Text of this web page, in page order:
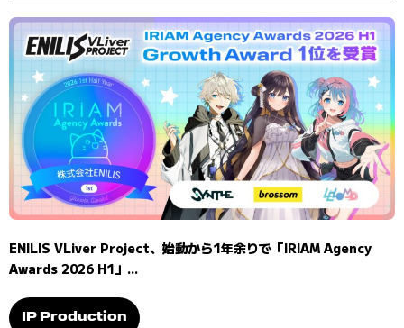
ENILIS VLiver Project、始動から1年余りで「IRIAM Agency
Awards 2026 H1」...
IP Production